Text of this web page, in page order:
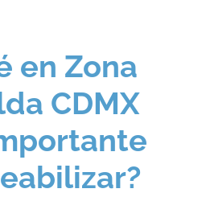
en Zona
CDMX